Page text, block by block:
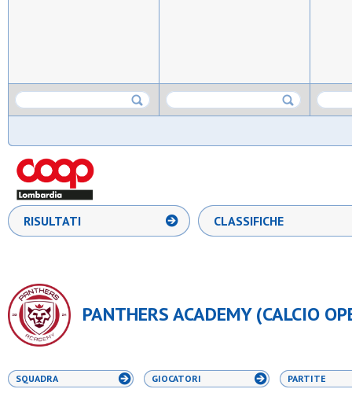
RISULTATI CLASSIFICHE
PANTHERS ACADEMY (CALCIO
SQUADRA GIOCATORI PARTITE